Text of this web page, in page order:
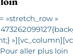
»stretch_row »
aller plus loin